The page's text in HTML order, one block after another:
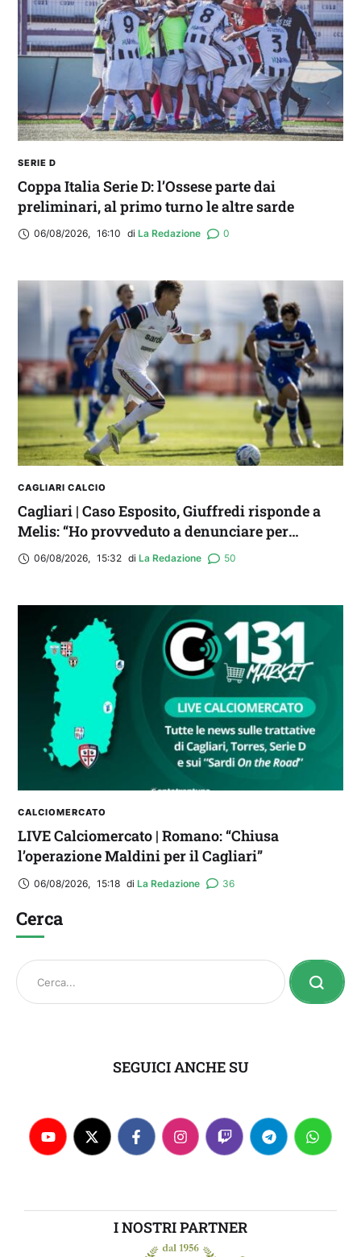
IL CAGLIARI SI PRESENTA A PULA: SEGUI LA
DIRETTA
SERIE D
Coppa Italia Serie D: l’Ossese parte dai
preliminari, al primo turno le altre sarde
06/08/2026, 16:10 di La Redazione 0
CAGLIARI CALCIO
Cagliari | Caso Esposito, Giuffredi risponde a
Melis: “Ho provveduto a denunciare per
diffamazione aggravata”
06/08/2026, 15:32 di La Redazione 50
CALCIOMERCATO
LIVE Calciomercato | Romano: “Chiusa
l’operazione Maldini per il Cagliari”
06/08/2026, 15:18 di La Redazione 36
Cerca
SEGUICI ANCHE SU
I NOSTRI PARTNER